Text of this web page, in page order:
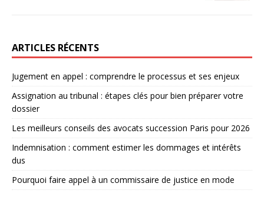
ARTICLES RÉCENTS
Jugement en appel : comprendre le processus et ses enjeux
Assignation au tribunal : étapes clés pour bien préparer votre
dossier
Les meilleurs conseils des avocats succession Paris pour 2026
Indemnisation : comment estimer les dommages et intérêts
dus
Pourquoi faire appel à un commissaire de justice en mode